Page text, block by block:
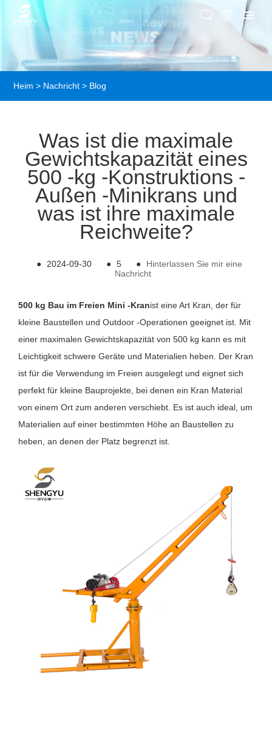
Heim > Nachricht > Blog
Was ist die maximale
Gewichtskapazität eines
500 -kg -Konstruktions -
Außen -Minikrans und
was ist ihre maximale
Reichweite?
● 2024-09-30 ● 5 ●
Hinterlassen Sie mir eine
Nachricht
500 kg Bau im Freien Mini -Kranist eine Art Kran, der für
kleine Baustellen und Outdoor -Operationen geeignet ist. Mit
einer maximalen Gewichtskapazität von 500 kg kann es mit
Leichtigkeit schwere Geräte und Materialien heben. Der Kran
ist für die Verwendung im Freien ausgelegt und eignet sich
perfekt für kleine Bauprojekte, bei denen ein Kran Material
von einem Ort zum anderen verschiebt. Es ist auch ideal, um
Materialien auf einer bestimmten Höhe an Baustellen zu
heben, an denen der Platz begrenzt ist.